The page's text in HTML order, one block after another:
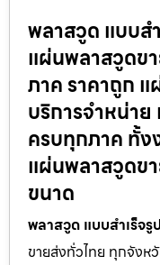
พลาสวูด แบบส
แผ่นพลาสวูดข
ภาค ราคาถูก
บริการจำหน่า
ครบทุกภาค ทั้ง
แผ่นพลาสวูดข
ขนาด
พลาสวูด แบบสำเร็จ
ขายส่งทั่วไทย ทุกจังห